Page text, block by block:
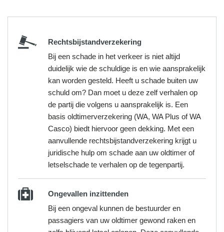
Rechtsbijstandverzekering
Bij een schade in het verkeer is niet altijd
duidelijk wie de schuldige is en wie aansprakelijk
kan worden gesteld. Heeft u schade buiten uw
schuld om? Dan moet u deze zelf verhalen op
de partij die volgens u aansprakelijk is. Een
basis oldtimerverzekering (WA, WA Plus of WA
Casco) biedt hiervoor geen dekking. Met een
aanvullende rechtsbijstandverzekering krijgt u
juridische hulp om schade aan uw oldtimer of
letselschade te verhalen op de tegenpartij.
Ongevallen inzittenden
Bij een ongeval kunnen de bestuurder en
passagiers van uw oldtimer gewond raken en